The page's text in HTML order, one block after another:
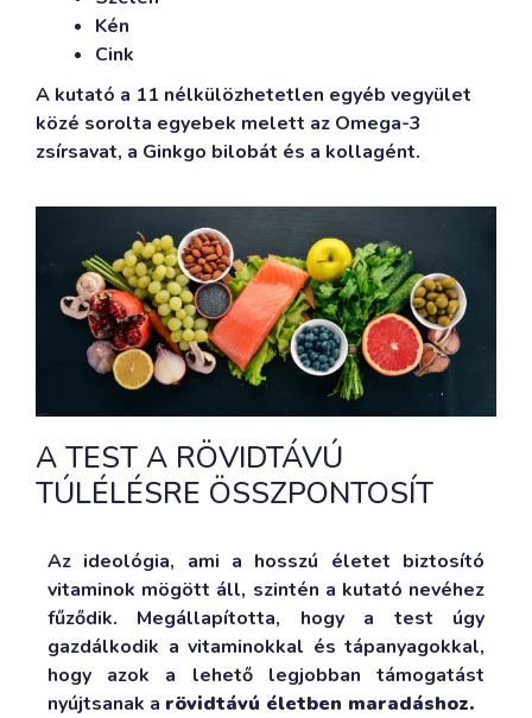
Kén
Cink
A kutató a 11 nélkülözhetetlen egyéb vegyület
közé sorolta egyebek melett az Omega-3
zsírsavat, a Ginkgo bilobát és a kollagént.
A TEST A RÖVIDTÁVÚ
TÚLÉLÉSRE ÖSSZPONTOSÍT
Az ideológia, ami a hosszú életet biztosító
vitaminok mögött áll, szintén a kutató nevéhez
fűződik. Megállapította, hogy a test úgy
gazdálkodik a vitaminokkal és tápanyagokkal,
hogy azok a lehető legjobban támogatást
nyújtsanak a rövidtávú életben maradáshoz.